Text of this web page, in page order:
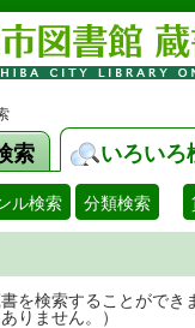
索 いろいろ
ル検索 分類検索
の蔵書を検索
りません。）